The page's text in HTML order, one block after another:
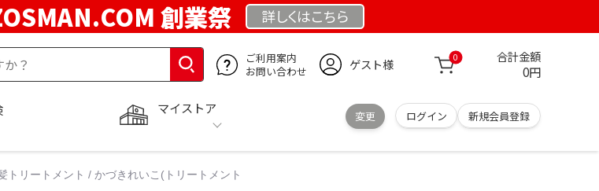
創業祭 詳しくはこちら
ご利用案内
お問い合わせ
ゲスト様 0 合計金額
0円
マイストア
変更 ログイン 新規会員登録
トリートメント / かづきれいこ(トリートメント